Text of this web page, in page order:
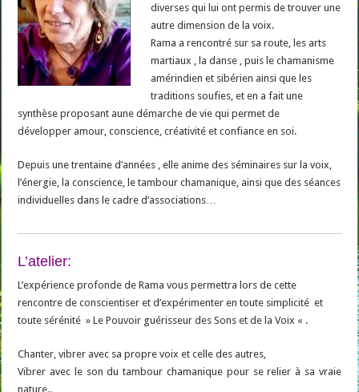
diverses qui lui ont permis de trouver une
autre dimension de la voix.
Rama a rencontré sur sa route, les arts
martiaux , la danse , puis le chamanisme
amérindien et sibérien ainsi que les
traditions soufies, et en a fait une
synthèse proposant aune démarche de vie qui permet de
développer amour, conscience, créativité et confiance en soi.
Depuis une trentaine d’années , elle anime des séminaires sur la voix,
l’énergie, la conscience, le tambour chamanique, ainsi que des séances
individuelles dans le cadre d’associations…
L’atelier:
L’expérience profonde de Rama vous permettra lors de cette
rencontre de conscientiser et d’expérimenter en toute simplicité et
toute sérénité » Le Pouvoir guérisseur des Sons et de la Voix « .
Chanter, vibrer avec sa propre voix et celle des autres,
Vibrer avec le son du tambour chamanique pour se relier à sa vraie
nature..